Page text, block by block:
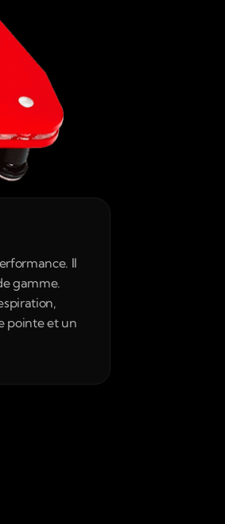
Il
gamme.
pointe et un